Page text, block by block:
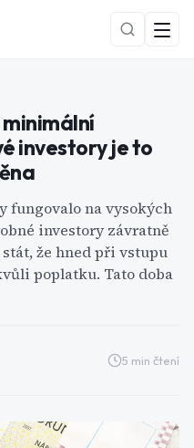
investory je to
fungovalo na vysokých
investory závratně
že hned při vstupu
poplatku. Tato doba
5 min čtení